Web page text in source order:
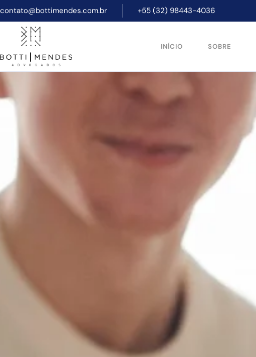
contato@bottimendes.com.br +55 (32) 98443-4036
INÍCIO SOBRE